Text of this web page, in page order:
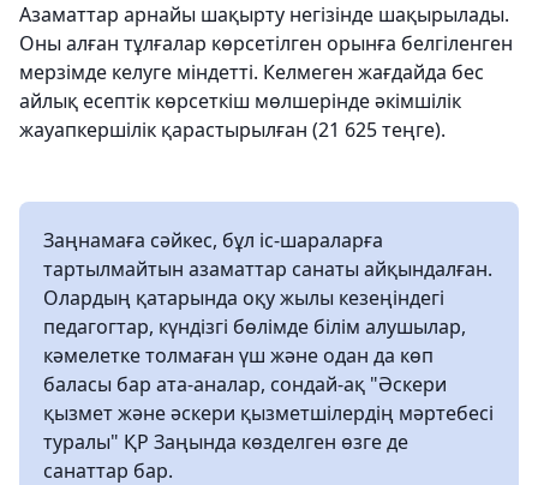
Азаматтар арнайы шақырту негізінде шақырылады.
Оны алған тұлғалар көрсетілген орынға белгіленген
мерзімде келуге міндетті. Келмеген жағдайда бес
айлық есептік көрсеткіш мөлшерінде әкімшілік
жауапкершілік қарастырылған (21 625 теңге).
Заңнамаға сәйкес, бұл іс-шараларға
тартылмайтын азаматтар санаты айқындалған.
Олардың қатарында оқу жылы кезеңіндегі
педагогтар, күндізгі бөлімде білім алушылар,
кәмелетке толмаған үш және одан да көп
баласы бар ата-аналар, сондай-ақ "Әскери
қызмет және әскери қызметшілердің мәртебесі
туралы" ҚР Заңында көзделген өзге де
санаттар бар.